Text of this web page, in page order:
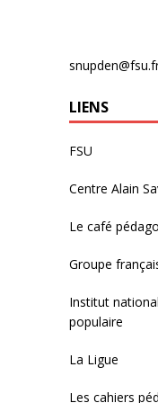
LIENS
FSU
Centre Alain
Le café
Groupe
Institut
populaire
La Ligue
Les cahiers